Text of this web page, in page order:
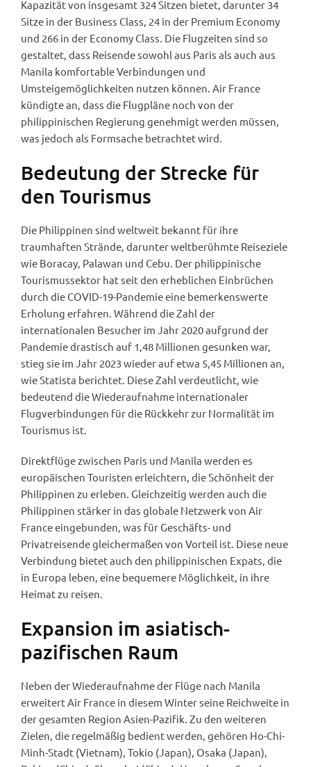
Kapazität von insgesamt 324 Sitzen bietet, darunter 34
Sitze in der Business Class, 24 in der Premium Economy
und 266 in der Economy Class. Die Flugzeiten sind so
gestaltet, dass Reisende sowohl aus Paris als auch aus
Manila komfortable Verbindungen und
Umsteigemöglichkeiten nutzen können. Air France
kündigte an, dass die Flugpläne noch von der
philippinischen Regierung genehmigt werden müssen,
was jedoch als Formsache betrachtet wird.
Bedeutung der Strecke für
den Tourismus
Die Philippinen sind weltweit bekannt für ihre
traumhaften Strände, darunter weltberühmte Reiseziele
wie Boracay, Palawan und Cebu. Der philippinische
Tourismussektor hat seit den erheblichen Einbrüchen
durch die COVID-19-Pandemie eine bemerkenswerte
Erholung erfahren. Während die Zahl der
internationalen Besucher im Jahr 2020 aufgrund der
Pandemie drastisch auf 1,48 Millionen gesunken war,
stieg sie im Jahr 2023 wieder auf etwa 5,45 Millionen an,
wie Statista berichtet. Diese Zahl verdeutlicht, wie
bedeutend die Wiederaufnahme internationaler
Flugverbindungen für die Rückkehr zur Normalität im
Tourismus ist.
Direktflüge zwischen Paris und Manila werden es
europäischen Touristen erleichtern, die Schönheit der
Philippinen zu erleben. Gleichzeitig werden auch die
Philippinen stärker in das globale Netzwerk von Air
France eingebunden, was für Geschäfts- und
Privatreisende gleichermaßen von Vorteil ist. Diese neue
Verbindung bietet auch den philippinischen Expats, die
in Europa leben, eine bequemere Möglichkeit, in ihre
Heimat zu reisen.
Expansion im asiatisch-
pazifischen Raum
Neben der Wiederaufnahme der Flüge nach Manila
erweitert Air France in diesem Winter seine Reichweite in
der gesamten Region Asien-Pazifik. Zu den weiteren
Zielen, die regelmäßig bedient werden, gehören Ho-Chi-
Minh-Stadt (Vietnam), Tokio (Japan), Osaka (Japan),